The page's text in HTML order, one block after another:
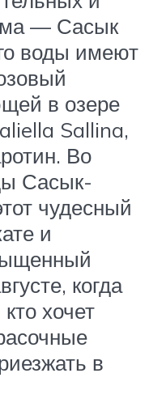
— Сасык
воды имеют
в озере
Sallina,
Во
Сасык-
чудесный
и
когда
хочет
в